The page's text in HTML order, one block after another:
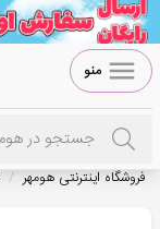
منو
فروشگاه اینترنتی هومهر /